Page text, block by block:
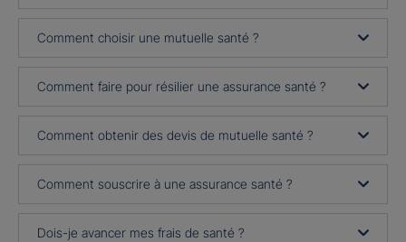
Comment choisir une mutuelle santé ?
Comment faire pour résilier une assurance santé ?
Comment obtenir des devis de mutuelle santé ?
Comment souscrire à une assurance santé ?
Dois-je avancer mes frais de santé ?